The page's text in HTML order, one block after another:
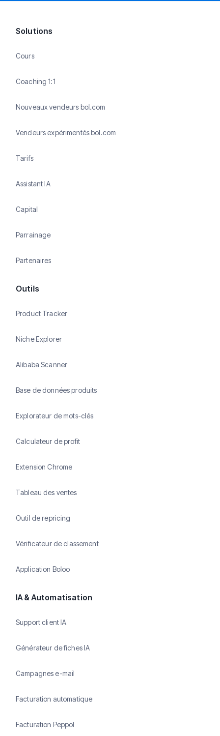
Solutions
Cours
Coaching 1:1
Nouveaux vendeurs bol.com
Vendeurs expérimentés bol.com
Tarifs
Assistant IA
Capital
Parrainage
Partenaires
Outils
Product Tracker
Niche Explorer
Alibaba Scanner
Base de données produits
Explorateur de mots-clés
Calculateur de profit
Extension Chrome
Tableau des ventes
Outil de repricing
Vérificateur de classement
Application Boloo
IA & Automatisation
Support client IA
Générateur de fiches IA
Campagnes e-mail
Facturation automatique
Facturation Peppol